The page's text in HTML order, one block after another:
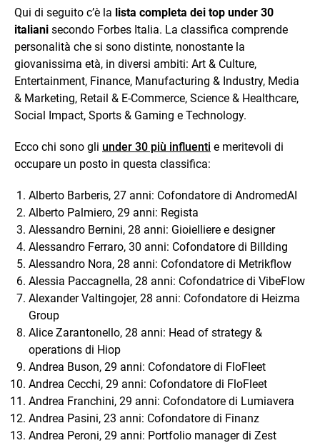
Qui di seguito c’è la lista completa dei top under 30
italiani secondo Forbes Italia. La classifica comprende
personalità che si sono distinte, nonostante la
giovanissima età, in diversi ambiti: Art & Culture,
Entertainment, Finance, Manufacturing & Industry, Media
& Marketing, Retail & E-Commerce, Science & Healthcare,
Social Impact, Sports & Gaming e Technology.
Ecco chi sono gli under 30 più influenti e meritevoli di
occupare un posto in questa classifica:
Alberto Barberis, 27 anni: Cofondatore di AndromedAI
Alberto Palmiero, 29 anni: Regista
Alessandro Bernini, 28 anni: Gioielliere e designer
Alessandro Ferraro, 30 anni: Cofondatore di Billding
Alessandro Nora, 28 anni: Cofondatore di Metrikflow
Alessia Paccagnella, 28 anni: Cofondatrice di VibeFlow
Alexander Valtingojer, 28 anni: Cofondatore di Heizma
Group
Alice Zarantonello, 28 anni: Head of strategy &
operations di Hiop
Andrea Buson, 29 anni: Cofondatore di FloFleet
Andrea Cecchi, 29 anni: Cofondatore di FloFleet
Andrea Franchini, 29 anni: Cofondatore di Lumiavera
Andrea Pasini, 23 anni: Cofondatore di Finanz
Andrea Peroni, 29 anni: Portfolio manager di Zest